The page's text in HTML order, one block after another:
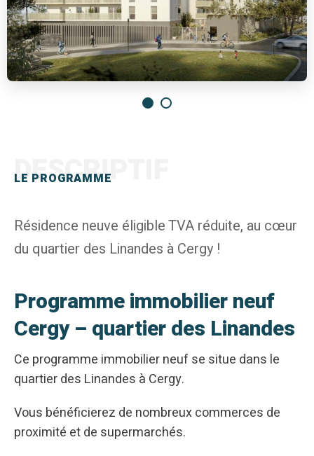
LE PROGRAMME
DESCRIPTIF
Résidence neuve éligible TVA réduite, au cœur
du quartier des Linandes à Cergy !
Programme immobilier neuf
Cergy – quartier des Linandes
Ce programme immobilier neuf se situe dans le
quartier des Linandes à Cergy.
Vous bénéficierez de nombreux commerces de
proximité et de supermarchés.